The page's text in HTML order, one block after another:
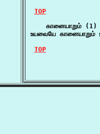
TOP
    கானையாறும் (1)
உயவையே
TOP